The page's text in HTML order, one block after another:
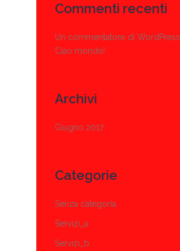
Commenti recenti
Un commentatore di WordPress
Ciao mondo!
Archivi
Giugno 2017
Categorie
Senza categoria
Servizi_a
Servizi_b